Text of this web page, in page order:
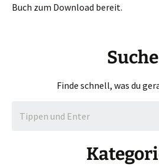
Buch zum Download bereit.
Suche
Finde schnell, was du